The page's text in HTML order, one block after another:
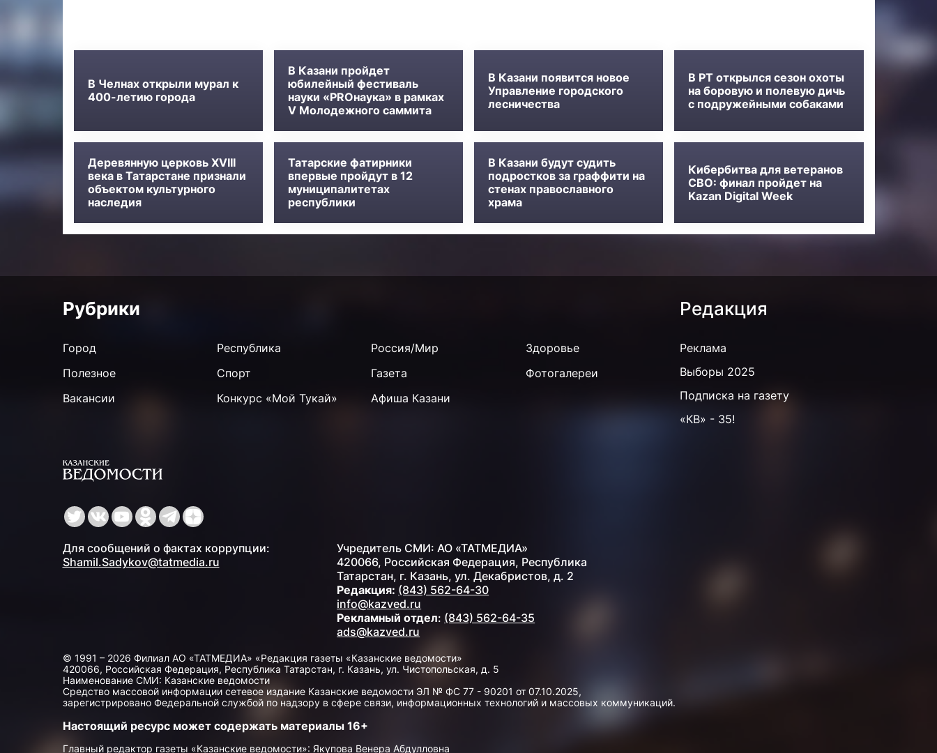
В Челнах открыли мурал к
400-летию города
В Казани пройдет
юбилейный фестиваль
науки «PROнаука» в рамках
V Молодежного саммита
В Казани появится новое
Управление городского
лесничества
В РТ открылся сезон охоты
на боровую и полевую дичь
с подружейными собаками
Деревянную церковь XVIII
века в Татарстане признали
объектом культурного
наследия
Татарские фатирники
впервые пройдут в 12
муниципалитетах
республики
В Казани будут судить
подростков за граффити на
стенах православного
храма
Кибербитва для ветеранов
СВО: финал пройдет на
Kazan Digital Week
Рубрики
Город Республика Россия/Мир
Здоровье
Полезное
Спорт Газета
Фотогалереи
Вакансии
Конкурс «Мой Тукай» Афиша Казани
Редакция
Реклама
Выборы 2025
Подписка на газету
«КВ» - 35!
Для сообщений о фактах коррупции:
Shamil.Sadykov@tatmedia.ru
Учредитель СМИ: АО «ТАТМЕДИА»
420066, Российская Федерация, Республика
Татарстан, г. Казань, ул. Декабристов, д. 2
Редакция: (843) 562-64-30
info@kazved.ru
Рекламный отдел: (843) 562-64-35
ads@kazved.ru
© 1991 – 2026 Филиал АО «ТАТМЕДИА» «Редакция газеты «Казанские ведомости»
420066, Российская Федерация, Республика Татарстан, г. Казань, ул. Чистопольская, д. 5
Наименование СМИ: Казанские ведомости
Средство массовой информации сетевое издание Казанские ведомости ЭЛ № ФС 77 - 90201 от 07.10.2025,
зарегистрировано Федеральной службой по надзору в сфере связи, информационных технологий и массовых коммуникаций.
Настоящий ресурс может содержать материалы 16+
Главный редактор газеты «Казанские ведомости»: Якупова Венера Абдулловна